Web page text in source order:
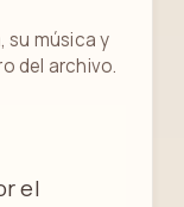
su música y
del archivo.
el